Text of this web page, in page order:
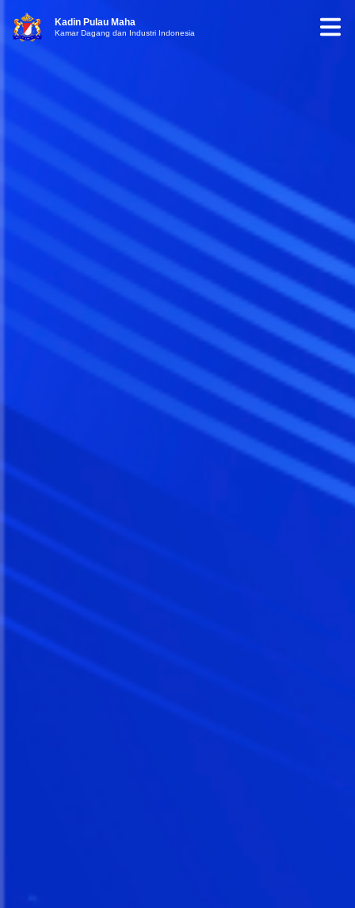
Kadin Pulau Maha
Kamar Dagang dan Industri Indonesia